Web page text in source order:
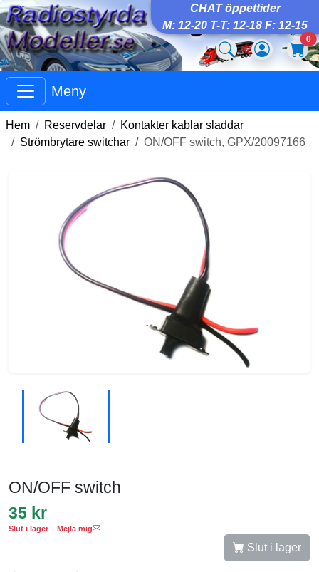
CHAT öppettider
M: 12-20 T-T: 12-18 F: 12-15
0
Meny
Hem Reservdelar
Kontakter kablar sladdar
Strömbrytare switchar
ON/OFF switch, GPX/20097166
ON/OFF switch
35 kr
Slut i lager – Mejla mig
Slut i lager